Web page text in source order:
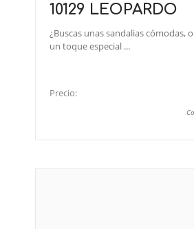
10129 LEOPARDO
¿Buscas unas sandalias cómodas,
un toque especial ...
Precio: